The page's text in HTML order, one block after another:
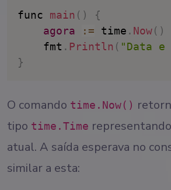
func main ( )
{
agora
: = time . Now( )
    fmt
. Println ( "Data
}
O comando time.Now()
tipo time.Time
atual. A saída esperava no
similar a esta: